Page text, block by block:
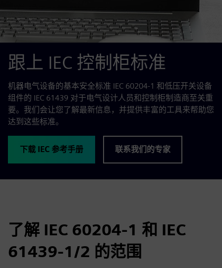
跟上 IEC 控制柜标准
机器电气设备的基本安全标准 IEC 60204‑1 和低压开关设备
组件的 IEC 61439 对于电气设计人员和控制柜制造商至关重
要。我们会让您了解最新信息，并提供丰富的工具来帮助您
达到这些标准。
下载 IEC 参考手册 联系我们的专家
了解 IEC 60204‑1 和 IEC
61439‑1/2 的范围